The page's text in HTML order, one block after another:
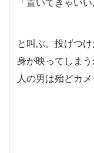
と叫ぶ。投げつ
身が映ってしま
人の男は殆どカ